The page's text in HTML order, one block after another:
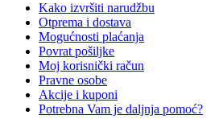
Kako izvršiti narudžbu
Otprema i dostava
Mogućnosti plaćanja
Povrat pošiljke
Moj korisnički račun
Pravne osobe
Akcije i kuponi
Potrebna Vam je daljnja pomoć?